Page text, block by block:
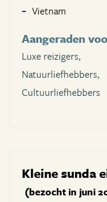
Vietnam
Aangeraden
Luxe reizigers,
Natuurliefhebbers,
Cultuurliefhebbers
Kleine sunda
(bezocht in juni